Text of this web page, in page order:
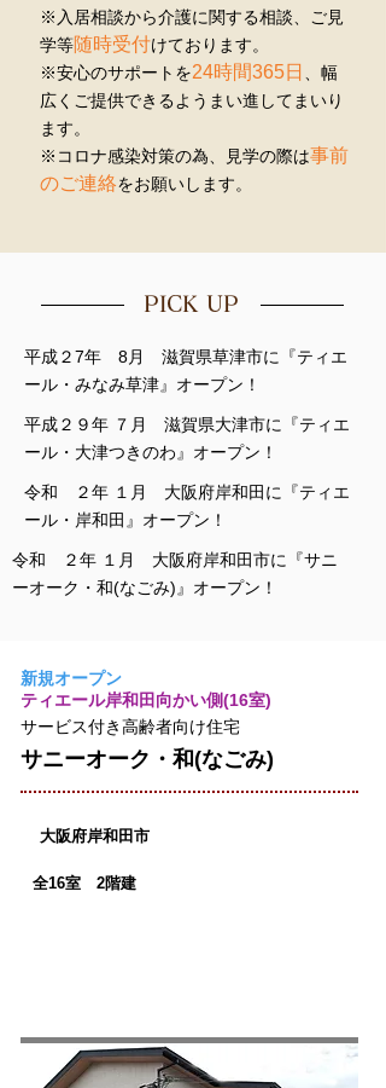
※入居相談から介護に関する相談、ご見
学等随時受付けております。
※安心のサポートを24時間365日
、幅
広くご提供できるようまい進してまいり
ます。
​※コロナ感染対策の為、見学の際は事前
のご連絡をお願いします。
PICK UP
平成２7年 8月 滋賀県草津市に『ティエ
ール・みなみ草津』オープン！
平成２９年 ７月 滋賀県大津市に『ティエ
ール・大津つきのわ』オープン！
令和 ２年 １月 大阪府岸和田に『ティエ
ール・岸和田』オープン！
令和 ２年 １月 大阪府岸和田市に『サニ
ーオーク・和(なごみ)』オープン！
新規オープン
ティエール岸和田向かい側(16室)
サービス付き高齢者向け住宅
サニーオーク・和(なごみ)
大阪府岸和田市
全16室 2階建